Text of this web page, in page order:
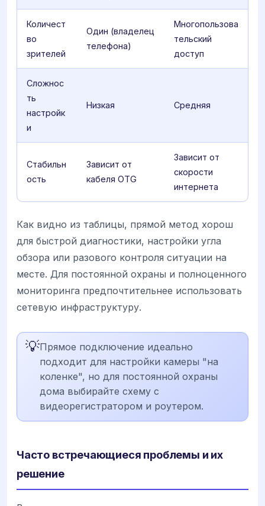
Количест
во
зрителей
Один (владелец
телефона)
Многопользова
тельский
доступ
Сложнос
ть
настройк
и
Низкая Средняя
Стабильн
ость
Зависит от
кабеля OTG
Зависит от
скорости
интернета
Как видно из таблицы, прямой метод хорош
для быстрой диагностики, настройки угла
обзора или разового контроля ситуации на
месте. Для постоянной охраны и полноценного
мониторинга предпочтительнее использовать
сетевую инфраструктуру.
💡Прямое подключение идеально
подходит для настройки камеры "на
коленке", но для постоянной охраны
дома выбирайте схему с
видеорегистратором и роутером.
Часто встречающиеся проблемы и их
решение